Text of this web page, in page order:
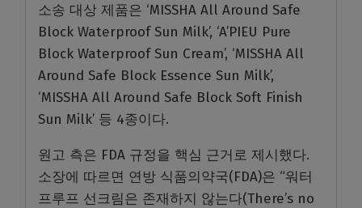
소송 대상 제품은 ‘MISSHA All Around Safe
Block Waterproof Sun Milk’, ‘A’PIEU Pure
Block Waterproof Sun Cream’, ‘MISSHA All
Around Safe Block Essence Sun Milk’,
‘MISSHA All Around Safe Block Soft Finish
Sun Milk’ 등 4종이다.
원고 측은 FDA 규정을 핵심 근거로 제시했다.
소장에 따르면 연방 식품의약국(FDA)은 “워터
프루프 선크림은 존재하지 않는다(There’s no